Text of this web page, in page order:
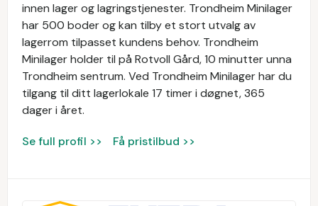
innen lager og lagringstjenester. Trondheim Minilager
har 500 boder og kan tilby et stort utvalg av
lagerrom tilpasset kundens behov. Trondheim
Minilager holder til på Rotvoll Gård, 10 minutter unna
Trondheim sentrum. Ved Trondheim Minilager har du
tilgang til ditt lagerlokale 17 timer i døgnet, 365
dager i året.
Se full profil >> Få pristilbud >>